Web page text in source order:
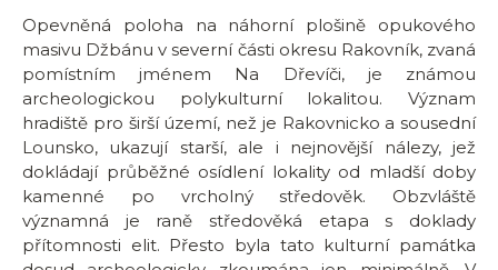
Opevněná poloha na náhorní plošině opukového
masivu Džbánu v severní části okresu Rakovník, zvaná
pomístním jménem Na Dřevíči, je známou
archeologickou polykulturní lokalitou. Význam
hradiště pro širší území, než je Rakovnicko a sousední
Lounsko, ukazují starší, ale i nejnovější nálezy, jež
dokládají průběžné osídlení lokality od mladší doby
kamenné po vrcholný středověk. Obzvláště
významná je raně středověká etapa s doklady
přítomnosti elit. Přesto byla tato kulturní památka